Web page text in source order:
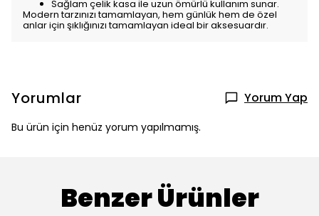
Sağlam çelik kasa ile uzun ömürlü kullanım sunar.
Modern tarzınızı tamamlayan, hem günlük hem de özel
anlar için şıklığınızı tamamlayan ideal bir aksesuardır.
Yorumlar Yorum Yap
Bu ürün için henüz yorum yapılmamış.
Benzer Ürünler